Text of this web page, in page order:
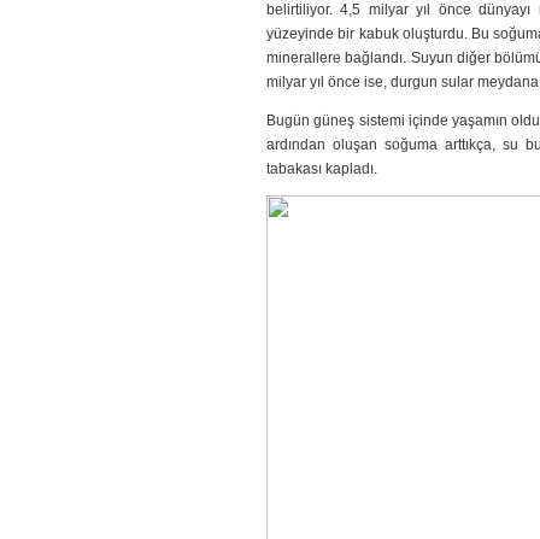
belirtiliyor. 4,5 milyar yıl önce
yüzeyinde bir kabuk oluşturdu. Bu
minerallere bağlandı. Suyun diğer
milyar yıl önce ise, durgun sular
Bugün güneş sistemi içinde yaşamın
ardından oluşan soğuma arttıkça, su
tabakası kapladı.